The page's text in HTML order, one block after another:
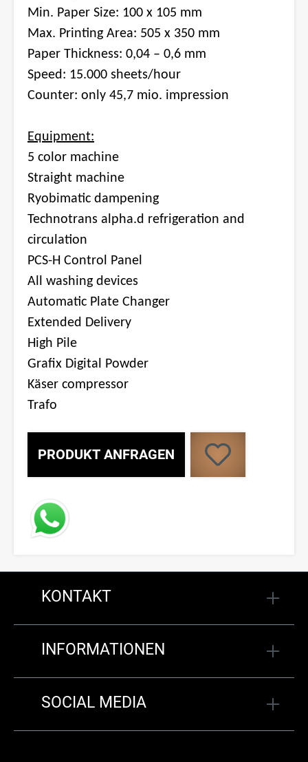
Min. Paper Size: 100 x 105 mm
Max. Printing Area: 505 x 350 mm
Paper Thickness: 0,04 – 0,6 mm
Speed: 15.000 sheets/hour
Counter: only 45,7 mio. impression
Equipment:
5 color machine
Straight machine
Ryobimatic dampening
Technotrans alpha.d refrigeration and
circulation
PCS-H Control Panel
All washing devices
Automatic Plate Changer
Extended Delivery
High Pile
Grafix Digital Powder
Käser compressor
Trafo
PRODUKT ANFRAGEN
KONTAKT
INFORMATIONEN
SOCIAL MEDIA